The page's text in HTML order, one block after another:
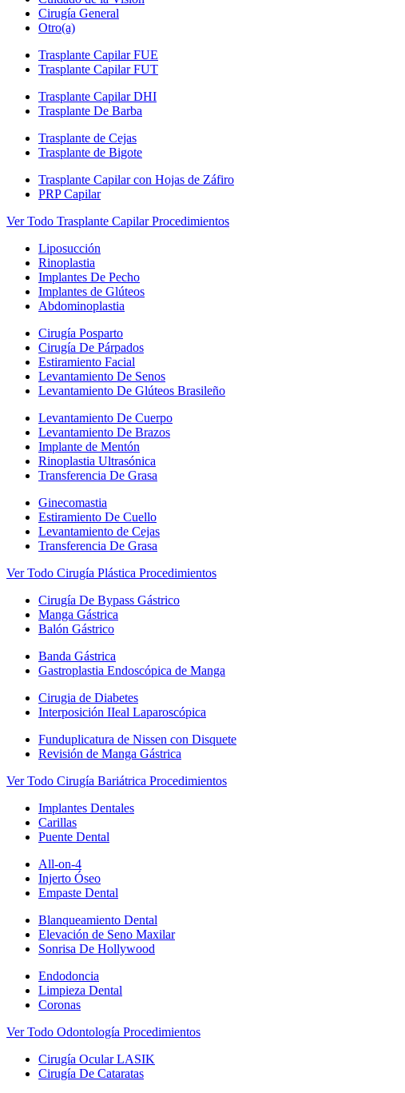
Cirugía General
Otro(a)
Trasplante Capilar FUE
Trasplante Capilar FUT
Trasplante Capilar DHI
Trasplante De Barba
Trasplante de Cejas
Trasplante de Bigote
Trasplante Capilar con Hojas de Záfiro
PRP Capilar
Ver Todo Trasplante Capilar Procedimientos
Liposucción
Rinoplastia
Implantes De Pecho
Implantes de Glúteos
Abdominoplastia
Cirugía Posparto
Cirugía De Párpados
Estiramiento Facial
Levantamiento De Senos
Levantamiento De Glúteos Brasileño
Levantamiento De Cuerpo
Levantamiento De Brazos
Implante de Mentón
Rinoplastia Ultrasónica
Transferencia De Grasa
Ginecomastia
Estiramiento De Cuello
Levantamiento de Cejas
Transferencia De Grasa
Ver Todo Cirugía Plástica Procedimientos
Cirugía De Bypass Gástrico
Manga Gástrica
Balón Gástrico
Banda Gástrica
Gastroplastia Endoscópica de Manga
Cirugia de Diabetes
Interposición IIeal Laparoscópica
Funduplicatura de Nissen con Disquete
Revisión de Manga Gástrica
Ver Todo Cirugía Bariátrica Procedimientos
Implantes Dentales
Carillas
Puente Dental
All-on-4
Injerto Óseo
Empaste Dental
Blanqueamiento Dental
Elevación de Seno Maxilar
Sonrisa De Hollywood
Endodoncia
Limpieza Dental
Coronas
Ver Todo Odontología Procedimientos
Cirugía Ocular LASIK
Cirugía De Cataratas